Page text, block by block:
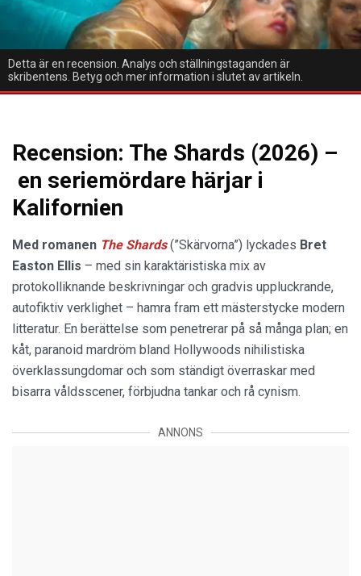
Detta är en recension. Analys och ställningstaganden är
skribentens. Betyg och mer information i slutet av artikeln.
Recension: The Shards (2026) –
en seriemördare härjar i
Kalifornien
Med romanen The Shards(”Skärvorna”) lyckades Bret
Easton Ellis – med sin karaktäristiska mix av
protokolliknande beskrivningar och gradvis uppluckrande,
autofiktiv verklighet – hamra fram ett mästerstycke modern
litteratur. En berättelse som penetrerar på så många plan; en
kåt, paranoid mardröm bland Hollywoods nihilistiska
överklassungdomar och som ständigt överraskar med
bisarra våldsscener, förbjudna tankar och rå cynism.
ANNONS